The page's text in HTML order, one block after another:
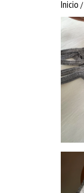
Inicio /